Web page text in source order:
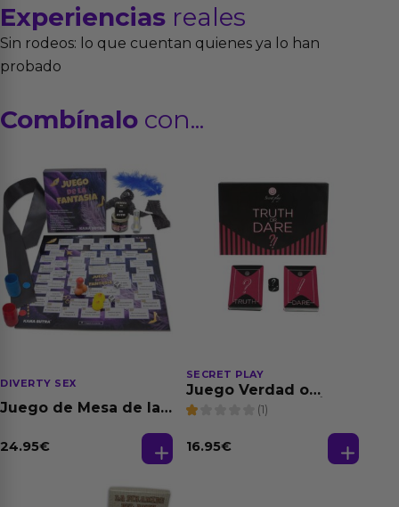
Experiencias reales
Sin rodeos: lo que cuentan quienes ya lo han
probado
Combínalo con...
DIVERTY SEX
Juego de Mesa de las
24.95€
SECRET PLAY
Juego Verdad o
(1)
16.95€